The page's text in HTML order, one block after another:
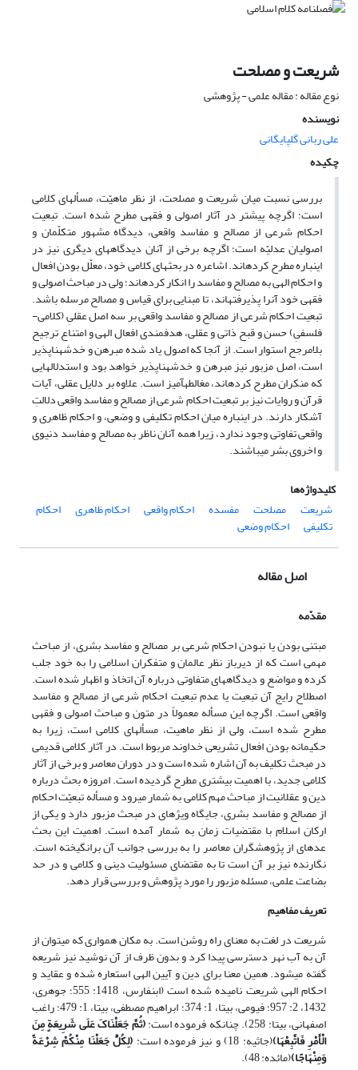
شریعت و مصلحت
نوع مقاله : مقاله علمی - پژوهشی
نویسنده
علی ربانی گلپایگانی
چکیده
بررسی نسبت میان شریعت و مصلحت، از نظر ماهیّت، مسأله‏ای کلامی
است؛ اگرچه پیش‏تر در آثار اصولی و فقهی مطرح شده است. تبعیت
احکام شرعی از مصالح و مفاسد واقعی، دیدگاه مشهور متکلّمان و
اصولیان عدلیّه است؛ اگرچه برخی از آنان دیدگاه‏های دیگری نیز در
این‏باره مطرح کرده‏اند. اشاعره در بحث‏های کلامی خود، معلّل بودن افعال
و احکام الهی به مصالح و مفاسد را انکار کرده‏اند؛ ولی در مباحث اصولی و
فقهی خود آن‏را پذیرفته‏اند، تا مبنایی برای قیاس و مصالح مرسله باشد.
تبعیت احکام شرعی از مصالح و مفاسد واقعی بر سه اصل عقلیِ (کلامی-
فلسفیِ) حسن و قبح ذاتی و عقلی، هدف‏مندی افعال الهی و امتناع ترجیح
بلامرجح استوار است. از آنجا که اصول یاد شده مبرهن و خدشه‏ناپذیر
است، اصل مزبور نیز مبرهن و خدشه‏ناپذیر خواهد بود و استدلال‏هایی
که منکران مطرح کرده‏اند، مغالطه‏آمیز است. علاوه بر دلایل عقلی، آیات
قرآن و روایات نیز بر تبعیت احکام شرعی از مصالح و مفاسد واقعی دلالتِ
آشکار دارند. در این‏باره میان احکام تکلیفی و وضعی، و احکام ظاهری و
واقعی تفاوتی وجود ندارد، زیرا همه آنان ناظر به مصالح و مفاسد دنیوی
و اخروی بشر می‏باشند.
کلیدواژه‌ها
شریعت
مصلحت مفسده احکام واقعی احکام ظاهری احکام
تکلیفی احکام وضعی
اصل مقاله
مقدّمه
مبتنی بودن یا نبودن احکام شرعی بر مصالح و مفاسد بشری، از مباحث
مهمی است که از دیرباز نظر عالمان و متفکران اسلامی را به خود جلب
کرده و مواضع و دیدگاه‏های متفاوتی درباره آن اتخاذ و اظهار شده است.
اصطلاح رایج آن تبعیت یا عدم تبعیت احکام شرعی از مصالح و مفاسد
واقعی است. اگرچه این مسأله معمولاً در متون و مباحث اصولی و فقهی
مطرح شده است، ولی از نظر ماهیت، مسأله‏ای کلامی است، زیرا به
حکیمانه بودن افعال تشریعی خداوند مربوط است. در آثار کلامی قدیمی
در مبحث تکلیف به آن اشاره شده است و در دوران معاصر و برخی از آثار
کلامی جدید، با اهمیت بیشتری مطرح گردیده است. امروزه بحث درباره
دین و عقلانیت از مباحث مهم کلامی به شمار می‏رود و مسأله تبعیّت احکام
از مصالح و مفاسد بشری، جایگاه ویژه‏ای در مبحث مزبور دارد و یکی از
ارکان اسلام با مقتضیات زمان به شمار آمده است. اهمیت این بحث
عده‏ای از پژوهشگران معاصر را به بررسی جوانب آن برانگیخته است.
نگارنده نیز بر آن است تا به مقتضای مسئولیت دینی و کلامی و در حد
بضاعت علمی، مسئله مزبور را مورد پژوهش و بررسی قرار دهد.
تعریف مفاهیم
شریعت در لغت به معنای راه روشن است. به مکان همواری که می‎توان از
آن به آب نهر دسترسی پیدا کرد و بدون ظرف از آن نوشید نیز شریعه
گفته می‎شود. همین معنا برای دین و آیین الهی استعاره شده و عقاید و
احکام الهی شریعت نامیده شده است (ابن‏فارس، 1418: 555؛ جوهری،
1432، 2: 957؛ فیومی، بی‏تا، 1: 374؛ ابراهیم مصطفی، بی‏تا، 1: 479؛ راغب
اصفهانی، بی‏تا: 258). چنان‎که فرموده است: (ثُمَّ جَعَلْنَاکَ عَلَى شَرِیعَةٍ مِنَ
الْأَمْرِ فَاتَّبِعْهَا)(جاثیه: 18) و نیز فرموده است: (لِکُلٍّ جَعَلْنَا مِنْکُمْ شِرْعَةً
وَمِنْهَاجًا)(مائده: 48).